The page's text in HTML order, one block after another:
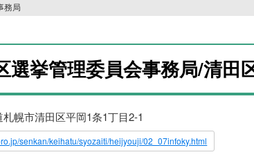
務局
選挙管理委員会事務局/清田
幌市清田区平岡1条1丁目2-1
senkan/keihatu/syozaiti/heijyouji/02_07infoky.html